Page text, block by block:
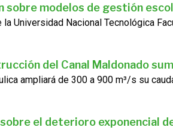
sobre modelos de gestión
la Universidad Nacional Tecnológica
del Canal Maldonado
ampliará de 300 a 900 m³/s su
el deterioro exponencial